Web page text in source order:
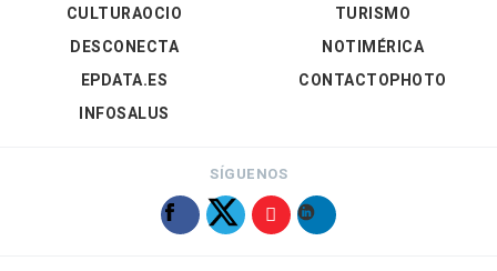
CULTURAOCIO
DESCONECTA
EPDATA.ES
INFOSALUS
TURISMO
NOTIMÉRICA
CONTACTOPHOTO
SÍGUENOS